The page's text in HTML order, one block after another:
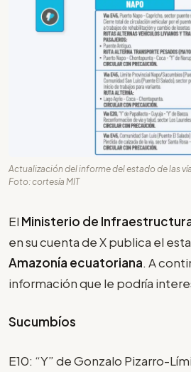
Actualización del informe del estado de las
Foto: cortesía MIT
El Ministerio de
en su cuenta de X publica el
Amazonía ecuatoriana. A
información que le podría
Sucumbíos
E10: “Y” de Gonzalo Pizarro-